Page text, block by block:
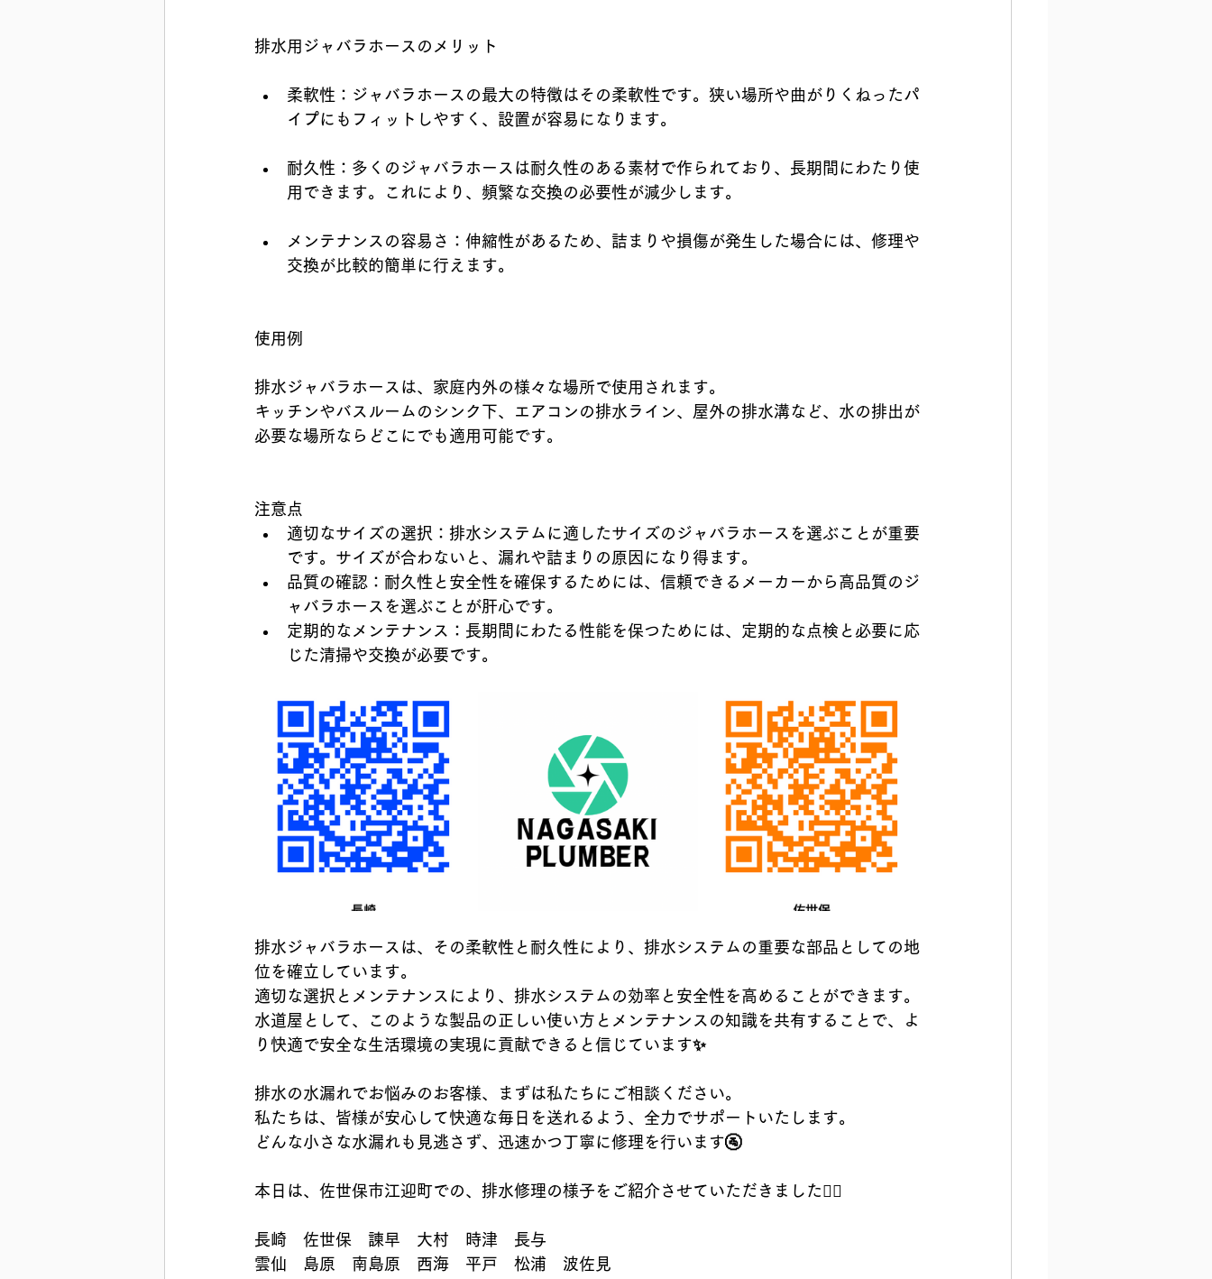
排水用ジャバラホースのメリット
柔軟性：ジャバラホースの最大の特徴はその柔軟性です。狭い場所や曲がりくねったパ
イプにもフィットしやすく、設置が容易になります。
耐久性：多くのジャバラホースは耐久性のある素材で作られており、長期間にわたり使
用できます。これにより、頻繁な交換の必要性が減少します。
メンテナンスの容易さ：伸縮性があるため、詰まりや損傷が発生した場合には、修理や
交換が比較的簡単に行えます。
使用例
排水ジャバラホースは、家庭内外の様々な場所で使用されます。
キッチンやバスルームのシンク下、エアコンの排水ライン、屋外の排水溝など、水の排出が
必要な場所ならどこにでも適用可能です。
注意点
適切なサイズの選択：排水システムに適したサイズのジャバラホースを選ぶことが重要
です。サイズが合わないと、漏れや詰まりの原因になり得ます。
品質の確認：耐久性と安全性を確保するためには、信頼できるメーカーから高品質のジ
ャバラホースを選ぶことが肝心です。
定期的なメンテナンス：長期間にわたる性能を保つためには、定期的な点検と必要に応
じた清掃や交換が必要です。
排水ジャバラホースは、その柔軟性と耐久性により、排水システムの重要な部品としての地
位を確立しています。
適切な選択とメンテナンスにより、排水システムの効率と安全性を高めることができます。
水道屋として、このような製品の正しい使い方とメンテナンスの知識を共有することで、よ
り快適で安全な生活環境の実現に貢献できると信じています✨
排水の水漏れでお悩みのお客様、まずは私たちにご相談ください。
私たちは、皆様が安心して快適な毎日を送れるよう、全力でサポートいたします。
どんな小さな水漏れも見逃さず、迅速かつ丁寧に修理を行います🚰
本日は、佐世保市江迎町での、排水修理の様子をご紹介させていただきました👷‍♂️
長崎　佐世保　諫早　大村　時津　長与
雲仙　島原　南島原　西海　平戸　松浦　波佐見